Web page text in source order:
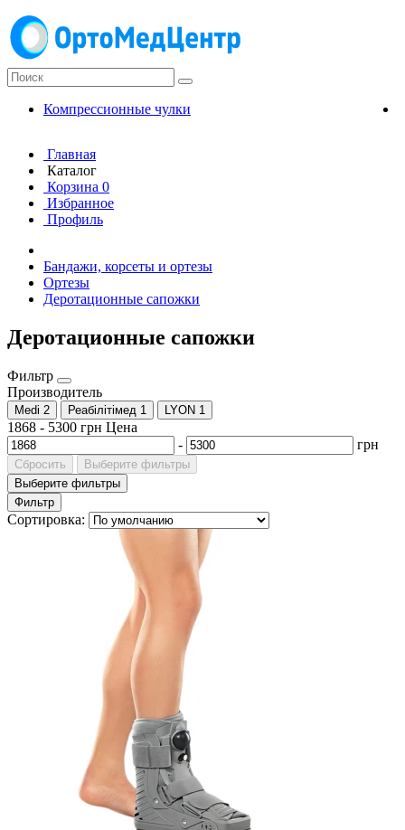
Компрессионные чулки
Главная
Каталог
Корзина 0
Избранное
Профиль
Бандажи, корсеты и ортезы
Ортезы
Деротационные сапожки
Деротационные сапожки
Фильтр
Производитель
Medi 2 Реабілітімед 1 LYON 1
1868 - 5300 грн Цена
-
грн
Сбросить
Выберите фильтры
Выберите фильтры
Фильтр
Сортировка: